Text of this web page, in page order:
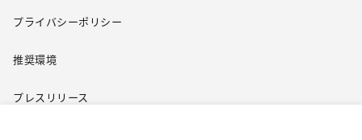
プライバシーポリシー
推奨環境
プレスリリース